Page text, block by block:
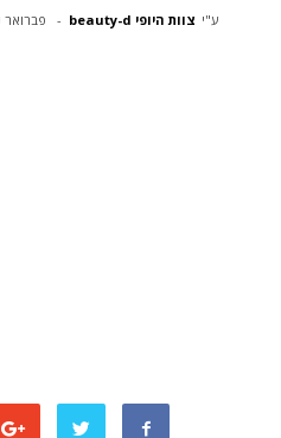
ע"י צוות היופי beauty-d - פברואר 20, 2022